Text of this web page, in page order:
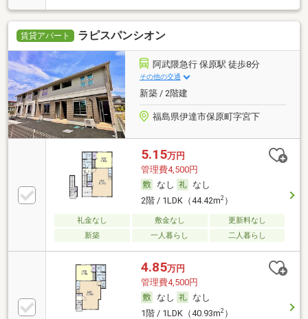
賃貸アパート ラピスパンシオン
阿武隈急行 保原駅 徒歩8分
その他の交通
新築 / 2階建
福島県伊達市保原町字宮下
5.15万円
管理費4,500円
なし
なし
2階 / 1LDK（44.42m2）
礼金なし 敷金なし
更新料なし
新築
一人暮らし 二人暮らし
4.85万円
管理費4,500円
なし
なし
1階 / 1LDK（40.93m2）